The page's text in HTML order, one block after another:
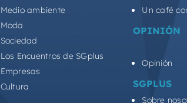
Medio ambiente
Moda
Sociedad
Los Encuentros de SGplus
Empresas
Cultura
Un café
OPINIÓN
Opinión
SGPLUS
Sobre